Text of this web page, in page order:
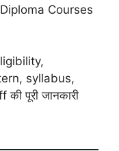
Courses
syllabus,
पूरी जानकारी